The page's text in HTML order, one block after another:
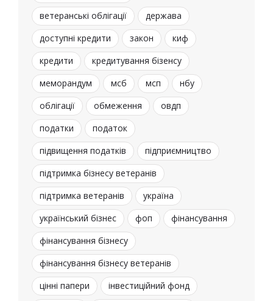
ветеранські облігації
держава
доступні кредити
закон
киф
кредити
кредитування бізенсу
меморандум
мсб мсп
нбу
облігації
обмеження
овдп
податки
податок
підвищення податків
підприємництво
підтримка бізнесу ветеранів
підтримка ветеранів
україна
український бізнес
фоп
фінансування
фінансування бізнесу
фінансування бізнесу ветеранів
цінні папери
інвестиційний фонд